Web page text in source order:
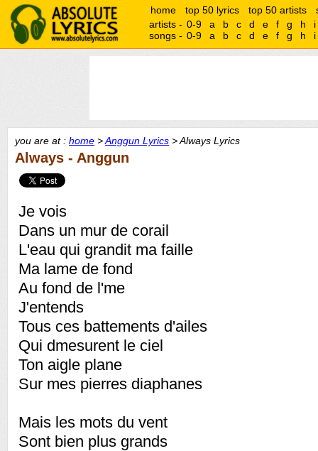
home top 50 lyrics top 50 artists
artists - 0-9 a b c d e f g h
i
songs - 0-9 a b c d e f g h i
you are at : home >Anggun Lyrics > Always Lyrics
Always - Anggun
Je vois
Dans un mur de corail
L'eau qui grandit ma faille
Ma lame de fond
Au fond de l'me
J'entends
Tous ces battements d'ailes
Qui dmesurent le ciel
Ton aigle plane
Sur mes pierres diaphanes
Mais les mots du vent
Sont bien plus grands